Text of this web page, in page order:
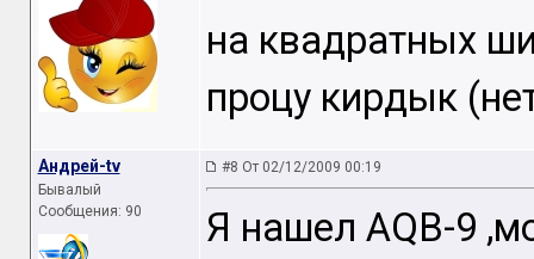
на квадратных
процу кирдык
Андрей-tv
Бывалый
Сообщения: 90
#8 От 02/12/2009 00:19
Я нашел АQB-9